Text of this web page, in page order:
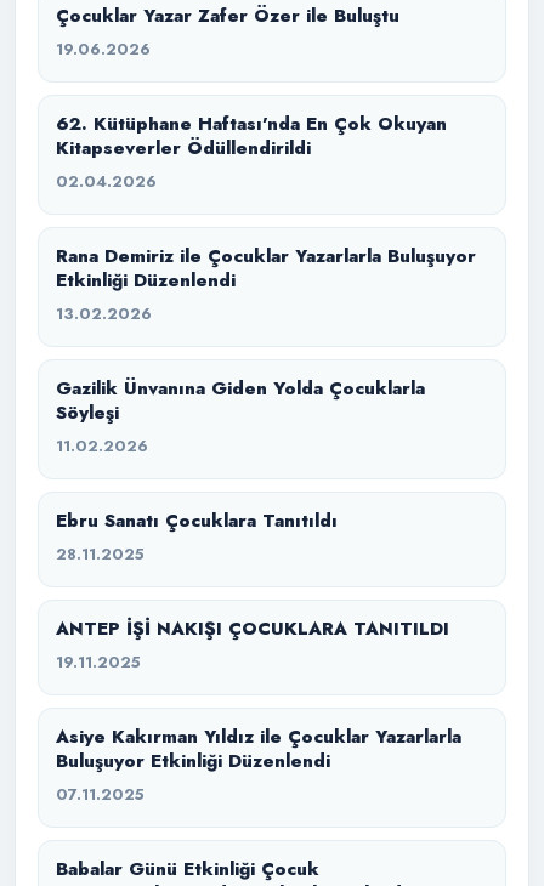
Çocuklar Yazar Zafer Özer ile Buluştu
19.06.2026
62. Kütüphane Haftası’nda En Çok Okuyan
Kitapseverler Ödüllendirildi
02.04.2026
Rana Demiriz ile Çocuklar Yazarlarla Buluşuyor
Etkinliği Düzenlendi
13.02.2026
Gazilik Ünvanına Giden Yolda Çocuklarla
Söyleşi
11.02.2026
Ebru Sanatı Çocuklara Tanıtıldı
28.11.2025
ANTEP İŞİ NAKIŞI ÇOCUKLARA TANITILDI
19.11.2025
Asiye Kakırman Yıldız ile Çocuklar Yazarlarla
Buluşuyor Etkinliği Düzenlendi
07.11.2025
Babalar Günü Etkinliği Çocuk